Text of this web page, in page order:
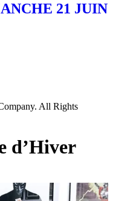
21 JUIN
All Rights
d’Hiver